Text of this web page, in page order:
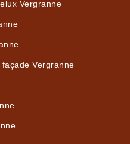
Vergranne
Vergranne